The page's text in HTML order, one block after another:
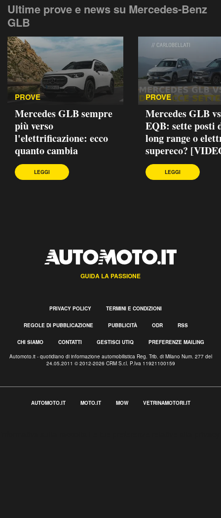
Ultime prove e news su Mercedes-Benz
GLB
PROVE
Mercedes GLB sempre
più verso
l'elettrificazione: ecco
quanto cambia
LEGGI
PROVE
Mercedes GLB vs
EQB: sette posti
long range o
supereco?
LEGGI
GUIDA LA PASSIONE
PRIVACY POLICY TERMINI E CONDIZIONI
REGOLE DI PUBBLICAZIONE PUBBLICITÀ ODR RSS
CHI SIAMO CONTATTI GESTISCI UTIQ PREFERENZE MAILING
Automoto.it - quotidiano di informazione automobilistica Reg. Trib. di Milano Num. 277 del
24.05.2011 © 2012-2026 CRM S.r.l. P.Iva 11921100159
AUTOMOTO.IT MOTO.IT MOW VETRINAMOTORI.IT